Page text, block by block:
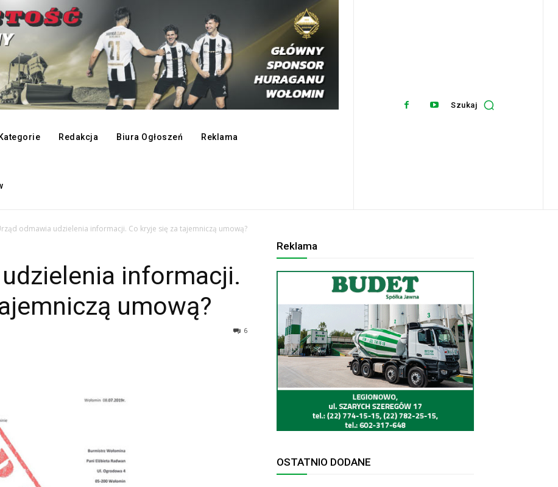
Kategorie Redakcja Biura Ogłoszeń Reklama
Szukaj
odmawia udzielenia informacji. Co kryje się za tajemniczą umową?
informacji.
umową?
6
Reklama
OSTATNIO DODANE